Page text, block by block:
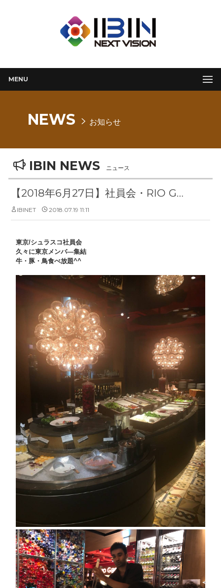
MENU
NEWS お知らせ
IBIN NEWS ニュース
【2018年6月27日】社員会・RIO GRANDE GRILL【東京・六本木】
IBINET 2018.07.19 11:11
東京/シュラスコ社員会
久々に東京メンバ―集結
牛・豚・鳥食べ放題^^